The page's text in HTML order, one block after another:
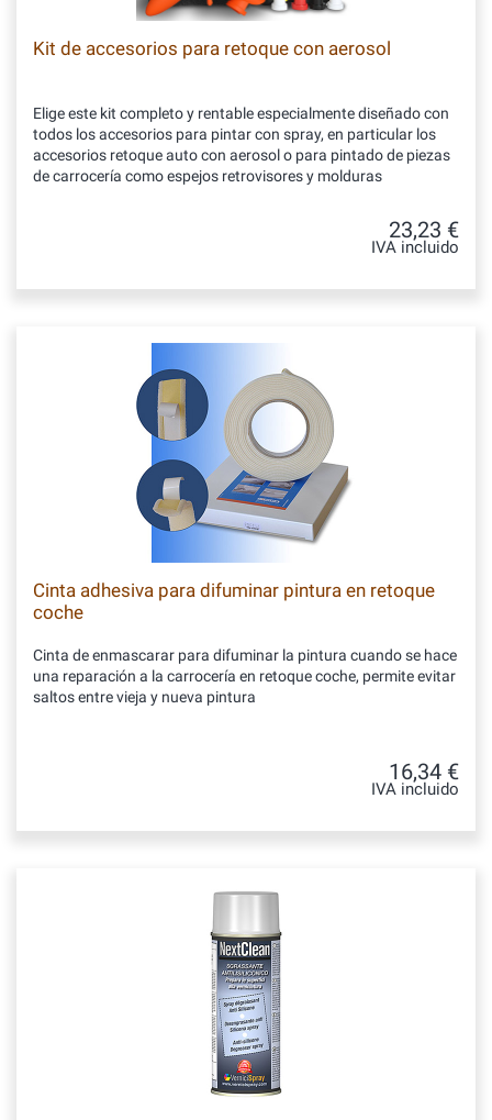
Kit de accesorios para retoque con aerosol
Elige este kit completo y rentable especialmente diseñado con
todos los accesorios para pintar con spray, en particular los
accesorios retoque auto con aerosol o para pintado de piezas
de carrocería como espejos retrovisores y molduras
23,23 €
IVA incluido
Cinta adhesiva para difuminar pintura en retoque
coche
Cinta de enmascarar para difuminar la pintura cuando se hace
una reparación a la carrocería en retoque coche, permite evitar
saltos entre vieja y nueva pintura
16,34 €
IVA incluido